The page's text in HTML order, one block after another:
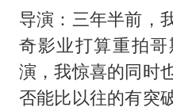
导演：三年半前，
奇影业打算重拍
演，我惊喜的同时
否能比以往的有突